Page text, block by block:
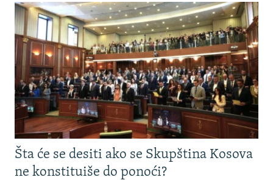
Šta će se desiti ako se Skupština Kosova
ne konstituiše do ponoći?